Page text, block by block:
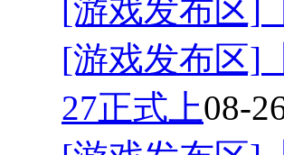
[游戏发布区]
[游戏发布区]
27正式上08-